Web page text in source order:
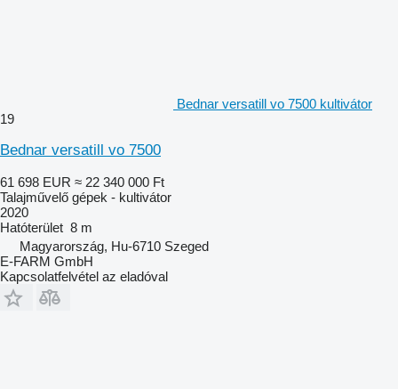
Bednar versatill vo 7500 kultivátor
19
Bednar versatill vo 7500
61 698 EUR ≈ 22 340 000 Ft
Talajművelő gépek - kultivátor
2020
Hatóterület 8 m
Magyarország, Hu-6710 Szeged
E-FARM GmbH
Kapcsolatfelvétel az eladóval